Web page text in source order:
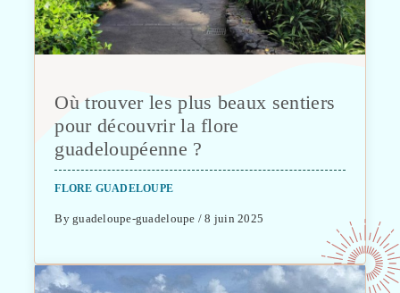
Où trouver les plus beaux sentiers
pour découvrir la flore
guadeloupéenne ?
FLORE GUADELOUPE
By guadeloupe-guadeloupe / 8 juin 2025